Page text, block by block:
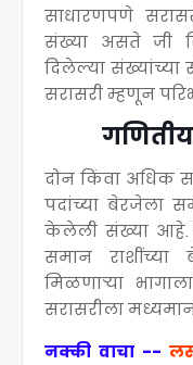
साधारणपणे
संख्या असते जी
दिलेल्या संख्यांच्या
सरासरी म्हणून
गणितीय
दोन किंवा अधिक
पदांच्या बेरजेला
केलेली संख्या आहे.
समान
मिळणाऱ्या
सरासरीला
नक्की वाचा --